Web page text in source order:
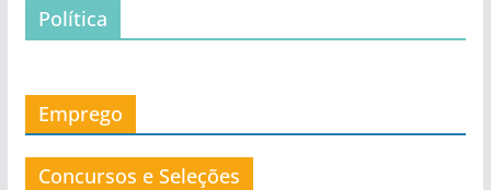
Política
Emprego
Concursos e Seleções